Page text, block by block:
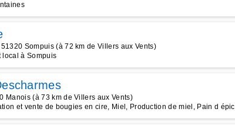
Sompuis (à 72 km de Villers aux Vents)
local à Sompuis
Manois (à 73 km de Villers aux Vents)
et vente de bougies en cire, Miel, Production de miel, Pain d épic